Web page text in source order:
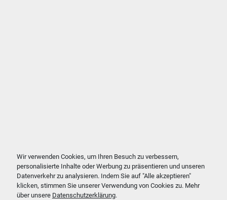
Wir verwenden Cookies, um Ihren Besuch zu verbessern,
personalisierte Inhalte oder Werbung zu präsentieren und unseren
Datenverkehr zu analysieren. Indem Sie auf "Alle akzeptieren"
klicken, stimmen Sie unserer Verwendung von Cookies zu. Mehr
über unsere Datenschutzerklärung.